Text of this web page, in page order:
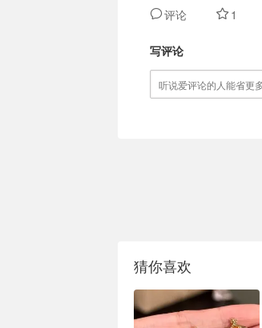
评论 1
写评论
猜你喜欢